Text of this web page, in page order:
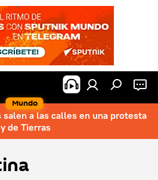
Mundo
salen a las calles en una protesta
de Tierras